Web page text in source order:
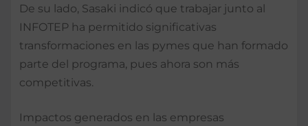
De su lado, Sasaki indicó que trabajar junto al
INFOTEP ha permitido significativas
transformaciones en las pymes que han formado
parte del programa, pues ahora son más
competitivas.
Impactos generados en las empresas